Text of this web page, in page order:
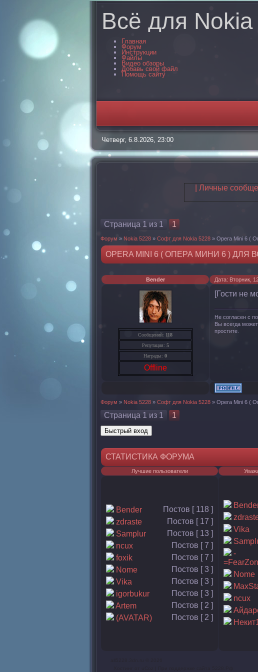
Всё для
Главная
Форум
Инструкции
Файлы
Видео обзоры
Добавь свой файл
Помощь сайту
Четверг, 6.8.2026, 23:00
| Личные
Страница 1 из 1 1
Форум » Nokia 5228 » Софт для Nokia 5228 » Opera Mini 6 (
OPERA MINI 6 ( ОПЕРА МИНИ 6 ) ДЛЯ
Bender Дата: Вторник,
Сообщений: 118
Репутация: 5
Награды: 0
Offline
[Гости не
Не согласен с
Вы всегда
простите.
Форум » Nokia 5228 » Софт для Nokia 5228 » Opera Mini 6 (
Страница 1 из 1 1
СТАТИСТИКА ФОРУМА
Лучшие пользователи
Bender
Постов [ 118 ]
zdraste
Постов [ 17 ]
Samplur
Постов [ 13 ]
ncux
Постов [ 7 ]
foxik
Постов [ 7 ]
Nome
Постов [ 3 ]
Vika
Постов [ 3 ]
igorbukur
Постов [ 3 ]
Artem
Постов [ 2 ]
(AVATAR)
Постов [ 2 ]
Vika
-
Nome
ncux